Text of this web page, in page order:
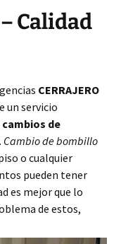
Calidad
CERRAJERO
un servicio
cambios de
. Cambio de bombillo
o cualquier
pueden tener
es mejor que lo
de estos,